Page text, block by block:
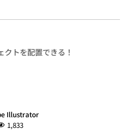
トを配置できる！
Illustrator
1,833